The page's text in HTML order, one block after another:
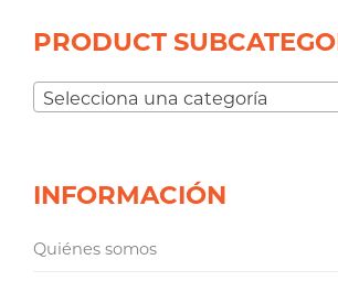
PRODUCT
Selecciona una categoría
INFORMACIÓN
Quiénes somos